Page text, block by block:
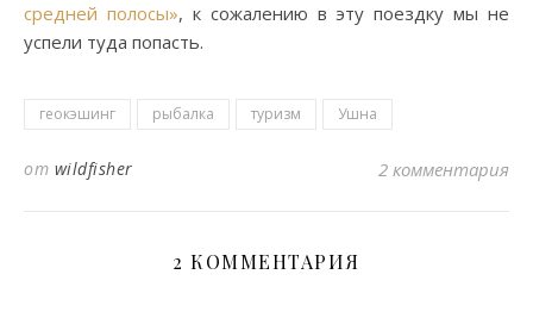
средней полосы», к сожалению в эту поездку мы не
успели туда попасть.
геокэшинг рыбалка туризм Ушна
от wildfisher 2 комментария
2 КОММЕНТАРИЯ